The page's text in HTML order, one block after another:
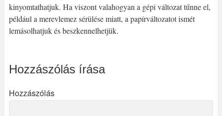
kinyomtathatjuk. Ha viszont valahogyan a gépi változat tűnne el,
például a merevlemez sérülése miatt, a papírváltozatot ismét
lemásolhatjuk és beszkennelhetjük.
Hozzászólás írása
Hozzászólás